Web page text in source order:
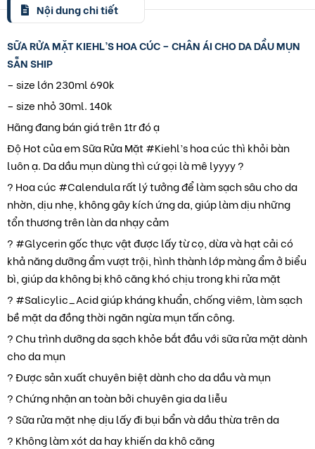
Nội dung chi tiết
SỮA RỬA MẶT KIEHL’S HOA CÚC – CHÂN ÁI CHO DA DẦU MỤN
SẴN SHIP
– size lớn 230ml 6️9️0️k
– size nhỏ 30ml. 1️4️0️k
Hãng đang bán giá trên 1tr đó ạ
Độ Hot của em Sữa Rửa Mặt #Kiehl’s hoa cúc thì khỏi bàn
luôn ạ. Da dầu mụn dùng thì cứ gọi là mê lyyyy ?
? Hoa cúc #Calendula rất lý tưởng để làm sạch sâu cho da
nhờn, dịu nhẹ, không gây kích ứng da, giúp làm dịu những
tổn thương trên làn da nhạy cảm
? #Glycerin gốc thực vật được lấy từ cọ, dừa và hạt cải có
khả năng dưỡng ẩm vượt trội, hình thành lớp màng ẩm ở biểu
bì, giúp da không bị khô căng khó chịu trong khi rửa mặt
? #Salicylic_Acid giúp kháng khuẩn, chống viêm, làm sạch
bề mặt da đồng thời ngăn ngừa mụn tấn công.
? Chu trình dưỡng da sạch khỏe bắt đầu với sữa rửa mặt dành
cho da mụn
? Được sản xuất chuyên biệt dành cho da dầu và mụn
? Chứng nhận an toàn bởi chuyên gia da liễu
? Sữa rửa mặt nhẹ dịu lấy đi bụi bẩn và dầu thừa trên da
? Không làm xót da hay khiến da khô căng